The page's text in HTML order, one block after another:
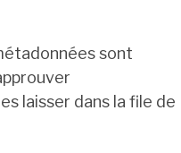
sont
laisser dans la file de